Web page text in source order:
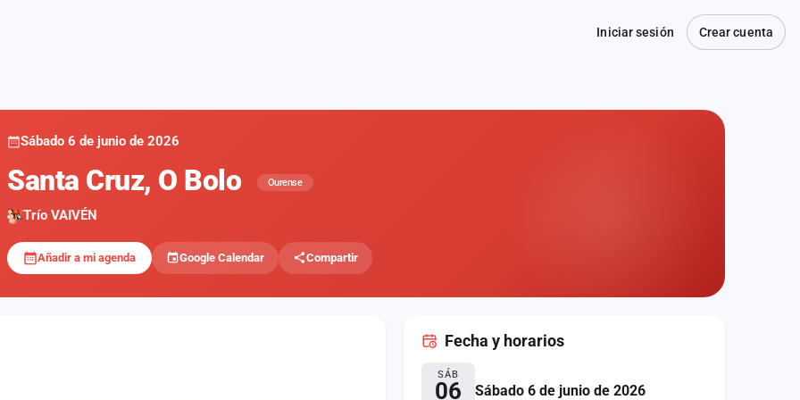
Iniciar sesión Crear cuenta
Sábado 6 de junio de 2026
Santa Cruz, O Bolo Ourense
Trío VAIVÉN
Añadir a mi agenda Google Calendar Compartir
Fecha y horarios
SÁB
06 Sábado 6 de junio de 2026